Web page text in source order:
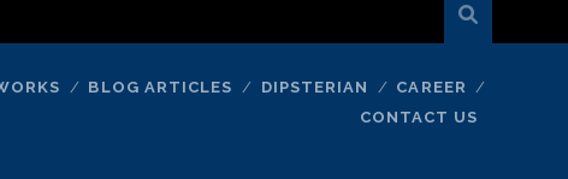
BLOG ARTICLES DIPSTERIAN
CAREER
CONTACT US